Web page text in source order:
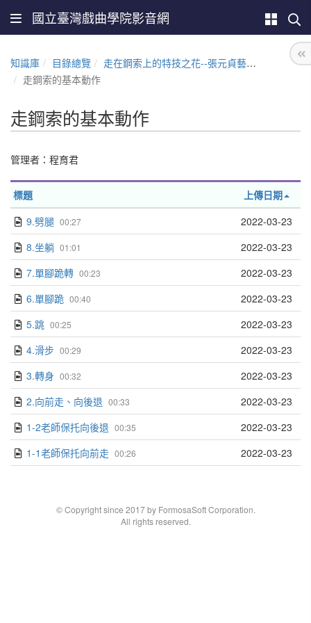
國立臺灣戲曲學院影音網
知識庫 目錄總覽
走在鋼索上的特技之花--張元貞藝師教學與傳承
走鋼索的基本動作
走鋼索的基本動作
管理者：程育君
標題 上傳日期
00:27
9.劈腿 2022-03-23
01:01
8.坐躺 2022-03-23
00:23
7.單腳跪轉 2022-03-23
00:40
6.單腳跪 2022-03-23
00:25
5.跳 2022-03-23
00:29
4.滑步 2022-03-23
00:32
3.轉身 2022-03-23
00:33
2.向前走、向後退 2022-03-23
00:35
1-2老師保托向後退 2022-03-23
00:26
1-1老師保托向前走 2022-03-23
© Copyright since 2017 by FormosaSoft Corporation.
All rights reserved.